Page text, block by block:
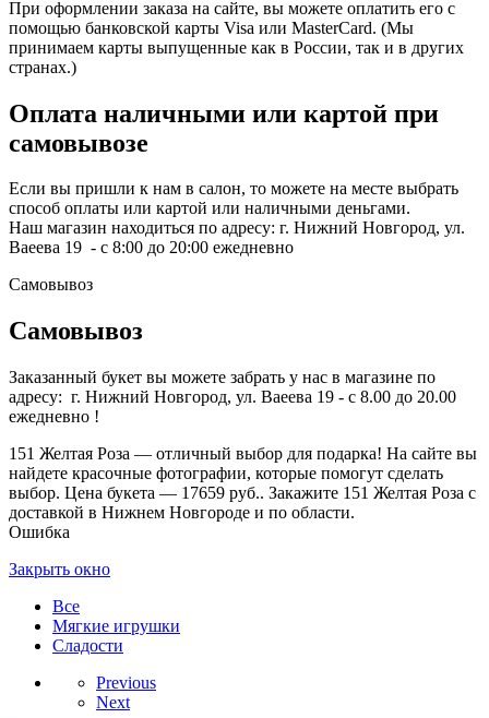
При оформлении заказа на сайте, вы можете оплатить его с
помощью банковской карты Visa или MasterCard. (Мы
принимаем карты выпущенные как в России, так и в других
странах.)
Оплата наличными или картой при
самовывозе
Если вы пришли к нам в салон, то можете на месте выбрать
способ оплаты или картой или наличными деньгами.
Наш магазин находиться по адресу: г. Нижний Новгород, ул.
Ваеева 19 - с 8:00 до 20:00 ежедневно
Самовывоз
Самовывоз
Заказанный букет вы можете забрать у нас в магазине по
адресу: г. Нижний Новгород, ул. Ваеева 19 - с 8.00 до 20.00
ежедневно !
151 Желтая Роза — отличный выбор для подарка! На сайте вы
найдете красочные фотографии, которые помогут сделать
выбор. Цена букета — 17659 руб.. Закажите 151 Желтая Роза с
доставкой в Нижнем Новгороде и по области.
Ошибка
Закрыть окно
Все
Мягкие игрушки
Сладости
Previous
Next